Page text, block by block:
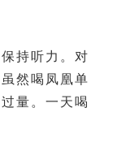
持听力。对
然喝凤凰单
量。一天喝